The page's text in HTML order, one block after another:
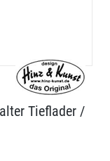
Tieflader /